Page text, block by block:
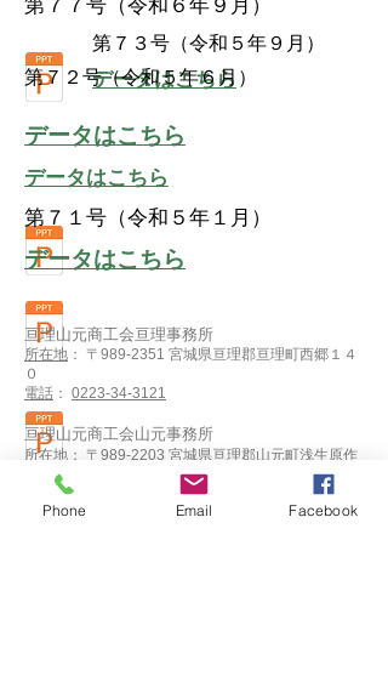
​第７７号（令和６年９月）
​第７３号（令和５年９月）
​データはこちら
​第７２号（令和５年６月）
​データはこちら
​データはこちら
​第７１号（令和５年１月）
​データはこちら
亘理山元商工会亘理事務所
所在地 ： 〒989-2351 宮城県亘理郡亘理町西郷１４
０
電話 ： 0223-34-3121
亘理山元商工会山元事務所
所在地 ： 〒989-2203 宮城県亘理郡山元町浅生原作
田山２−７０
：0223-37-0543
Phone Email Facebook